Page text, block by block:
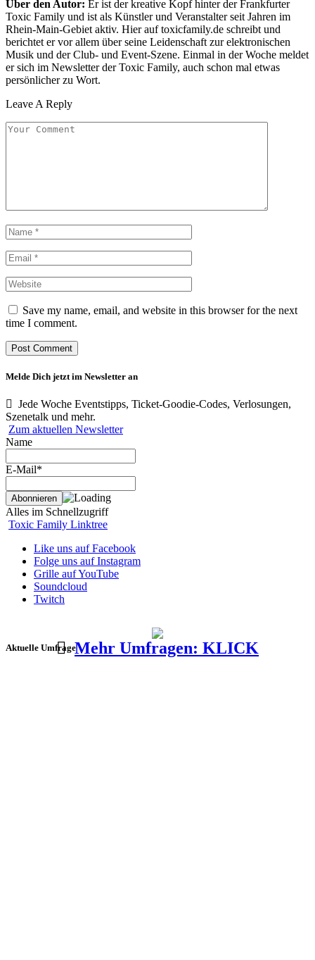
Über den Autor: Er ist der kreative Kopf hinter der Frankfurter
Toxic Family und ist als Künstler und Veranstalter seit Jahren im
Rhein-Main-Gebiet aktiv. Hier auf toxicfamily.de schreibt und
berichtet er vor allem über seine Leidenschaft zur elektronischen
Musik und der Club- und Event-Szene. Einmal in der Woche meldet
er sich im Newsletter der Toxic Family, auch schon mal etwas
persönlicher zu Wort.
Leave A Reply
Save my name, email, and website in this browser for the next
time I comment.
Melde Dich jetzt im Newsletter an
Jede Woche Eventstipps, Ticket-Goodie-Codes, Verlosungen,
Szenetalk und mehr.
Zum aktuellen Newsletter
Name
E-Mail*
Alles im Schnellzugriff
Toxic Family Linktree
Like uns auf Facebook
Folge uns auf Instagram
Grille auf YouTube
Soundcloud
Twitch
Aktuelle UmfrageMehr Umfragen: KLICK